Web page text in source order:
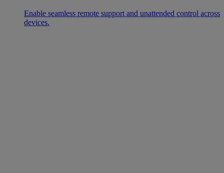
Enable seamless remote support and unattended control across
devices.